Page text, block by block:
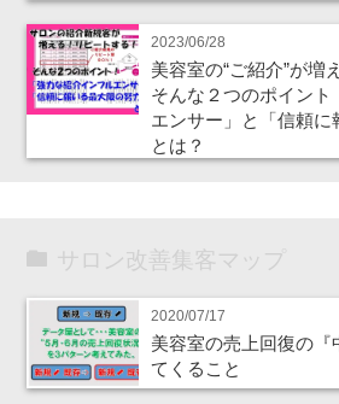
2023/06/28
美容室の“ご紹介”が増
そんな２つのポイン
エンサー」と「信頼に
とは？
サロン改善集客マップ
2020/07/17
美容室の売上回復の『
てくること